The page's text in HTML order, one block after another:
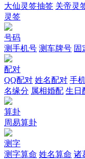
大仙灵签抽签 关帝灵
灵签
号码
测手机号 测车牌号 固
配对
QQ配对 姓名配对 手
名缘分 属相婚配 生日
算卦
周易算卦
测字
测字算命 姓名算命 诸